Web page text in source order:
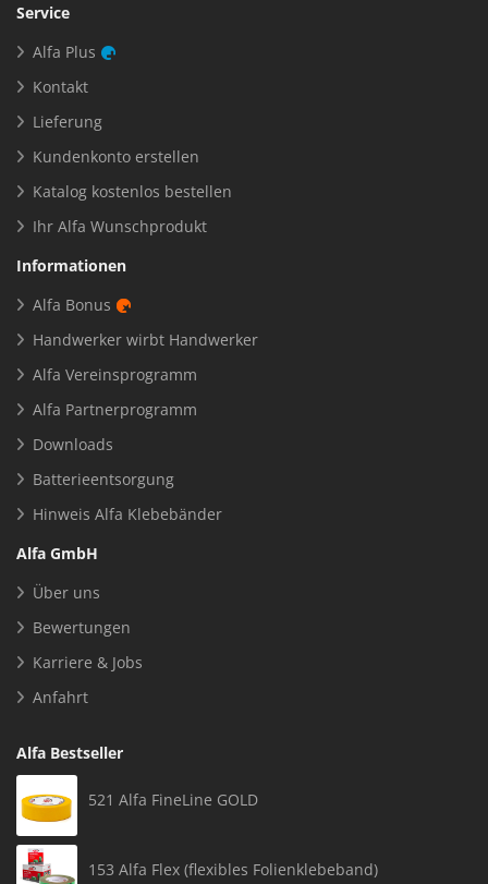
Service
Alfa Plus
Kontakt
Lieferung
Kundenkonto erstellen
Katalog kostenlos bestellen
Ihr Alfa Wunschprodukt
Informationen
Alfa Bonus
Handwerker wirbt Handwerker
Alfa Vereinsprogramm
Alfa Partnerprogramm
Downloads
Batterieentsorgung
Hinweis Alfa Klebebänder
Alfa GmbH
Über uns
Bewertungen
Karriere & Jobs
Anfahrt
Alfa Bestseller
521 Alfa FineLine GOLD
153 Alfa Flex (flexibles Folienklebeband)